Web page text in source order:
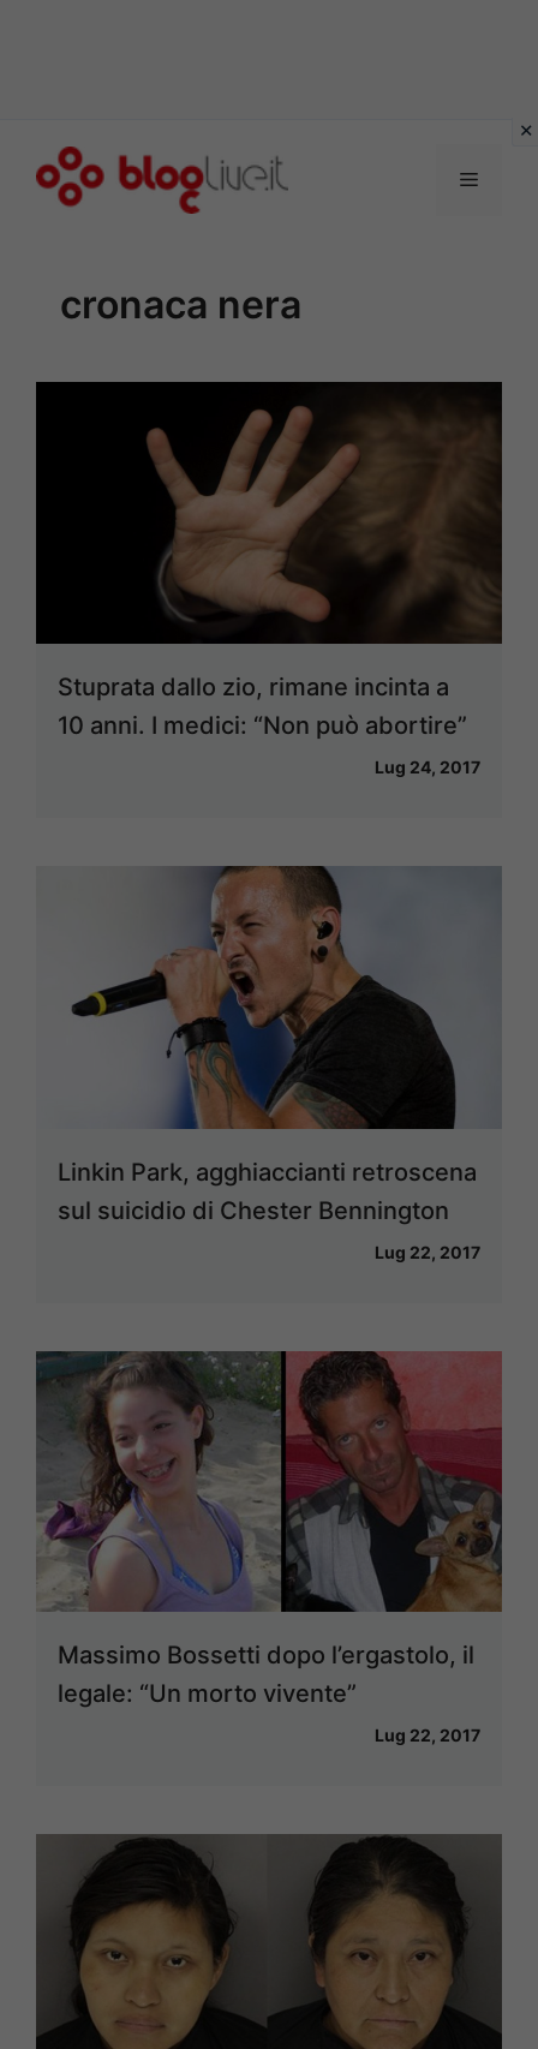
Menu
cronaca nera
Stuprata dallo zio, rimane incinta a
10 anni. I medici: “Non può abortire”
Lug 24, 2017
Linkin Park, agghiaccianti retroscena
sul suicidio di Chester Bennington
Lug 22, 2017
Massimo Bossetti dopo l’ergastolo, il
legale: “Un morto vivente”
Lug 22, 2017